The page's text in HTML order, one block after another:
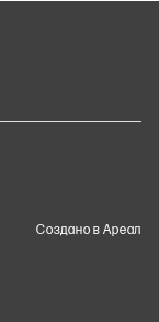
Cоздано в Ареал